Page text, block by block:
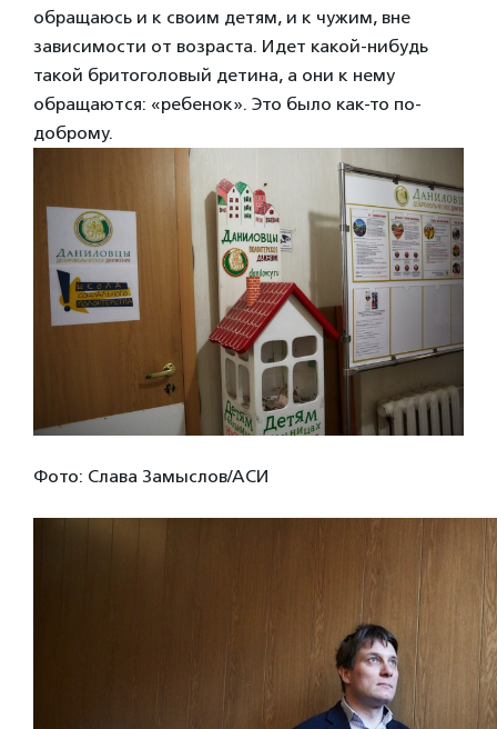
обращаюсь и к своим детям, и к чужим, вне
зависимости от возраста. Идет какой-нибудь
такой бритоголовый детина, а они к нему
обращаются: «ребенок». Это было как-то по-
доброму.
Фото: Слава Замыслов/АСИ